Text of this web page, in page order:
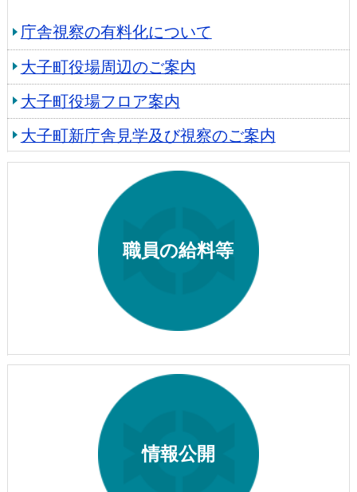
庁舎視察の有料化について
大子町役場周辺のご案内
大子町役場フロア案内
大子町新庁舎見学及び視察のご案内
職員の給料等
情報公開